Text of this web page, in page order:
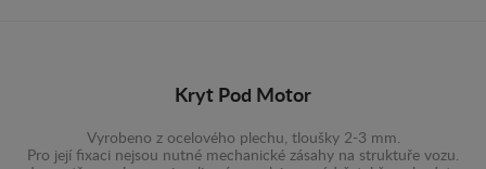
Kryt Pod Motor
Vyrobeno z ocelového plechu, tloušky 2-3 mm.
Pro její fixaci nejsou nutné mechanické zásahy na struktuře vozu.